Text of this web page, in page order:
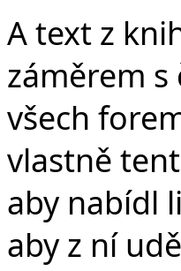
A text z
záměrem s
všech
vlastně
aby nabídl
aby z ní